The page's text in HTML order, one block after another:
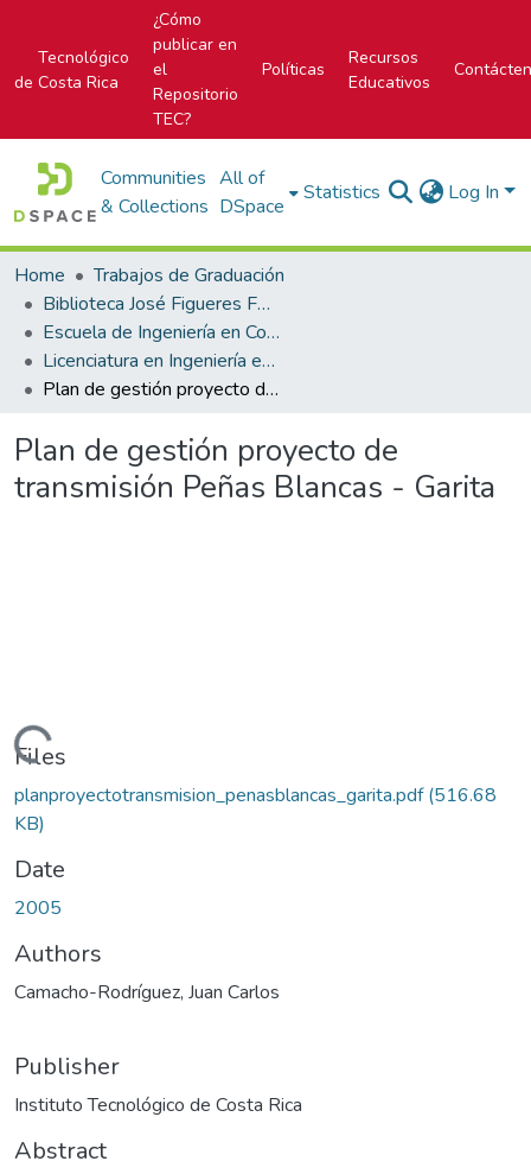
Tecnológico
de Costa Rica
¿Cómo
publicar en
el
Repositorio
TEC?
Políticas
Recursos
Educativos
Communities
& Collections
All of
DSpace
Statistics Log In
Home
Trabajos de Graduación
Biblioteca José Figueres Ferrer
Escuela de Ingeniería en Construcción
Licenciatura en Ingeniería en Construcción
Plan de gestión proyecto de transmisión Peñas Blancas - Garita
Plan de gestión proyecto de
transmisión Peñas Blancas - Garita
Loading...
Files
planproyectotransmision_penasblancas_garita.pdf(516.68
KB)
Date
2005
Authors
Camacho-Rodríguez, Juan Carlos
Publisher
Instituto Tecnológico de Costa Rica
Abstract